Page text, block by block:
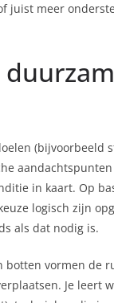
juist meer
(bijvoorbeeld
in kaart. Op
logisch zijn
als dat nodig is.
vormen de
Je leert